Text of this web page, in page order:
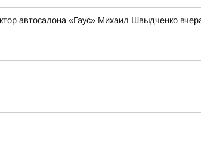
автосалона «Гаус» Михаил Швыдченко